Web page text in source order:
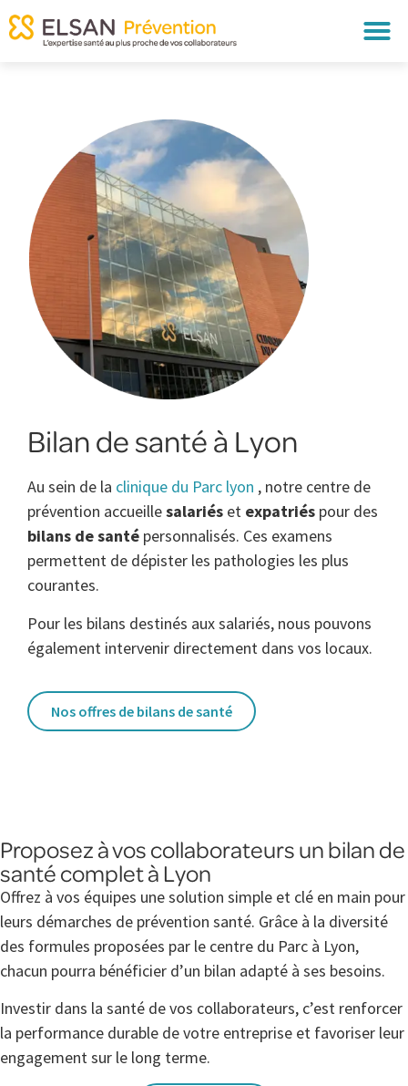
Bilan de santé à Lyon
Au sein de la clinique du Parc lyon , notre centre de
prévention accueillesalariés et expatriés pour des
bilans de santé personnalisés. Ces examens
permettent de dépister les pathologies les plus
courantes.
Pour les bilans destinés aux salariés, nous pouvons
également intervenir directement dans vos locaux.
Nos offres de bilans de santé
Proposez à vos collaborateurs un bilan de
santé complet à Lyon
Offrez à vos équipes une solution simple et clé en main pour
leurs démarches de prévention santé. Grâce à la diversité
des formules proposées par le centre du Parc à Lyon,
chacun pourra bénéficier d’un bilan adapté à ses besoins.
Investir dans la santé de vos collaborateurs, c’est renforcer
la performance durable de votre entreprise et favoriser leur
engagement sur le long terme.